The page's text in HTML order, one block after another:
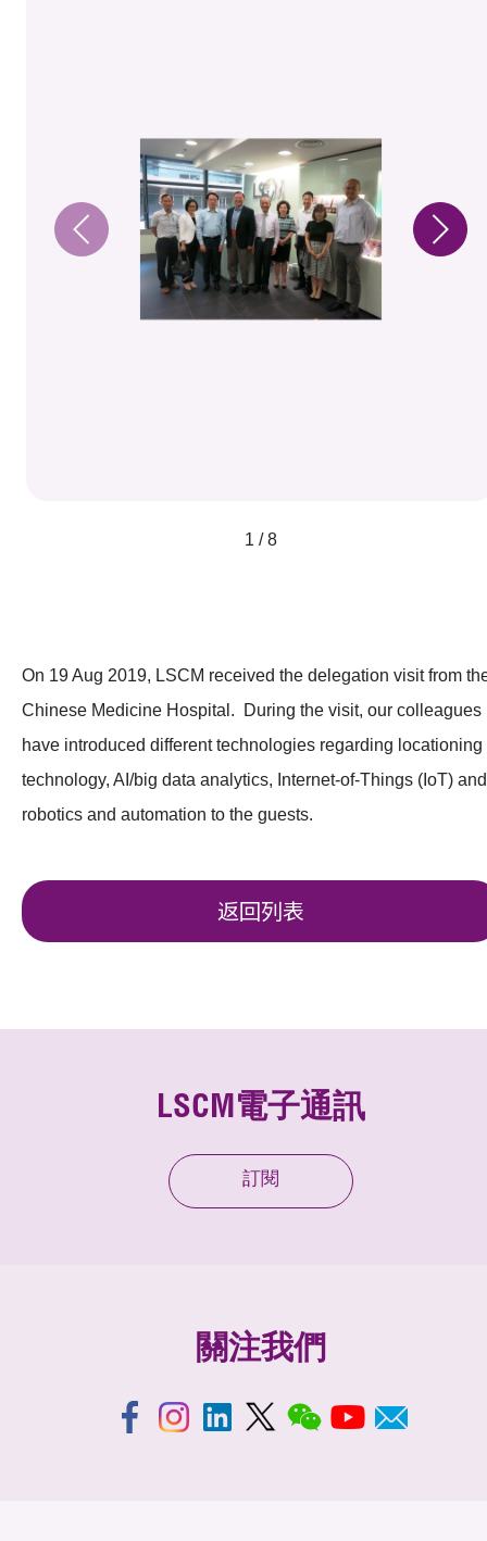
1 / 8
On 19 Aug 2019, LSCM received the delegation visit from
Chinese Medicine Hospital. During the visit, our colleagues
have introduced different technologies regarding locationing
technology, AI/big data analytics, Internet-of-Things (IoT) and
robotics and automation to the guests.
返回列表
LSCM電子通訊
訂閱
關注我們